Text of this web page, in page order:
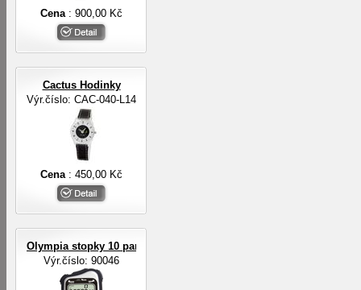
Cena : 900,00 Kč
Cactus Hodinky
Výr.číslo: CAC-040-L14
Cena : 450,00 Kč
Olympia stopky 10 pamětí na mezičasy, 3-řádkový displej
Výr.číslo: 90046